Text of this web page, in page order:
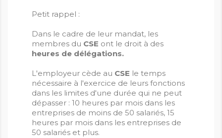
Petit rappel :
Dans le cadre de leur mandat, les
membres du CSE ont le droit à des
heures de délégations.
L'employeur cède au CSE le temps
nécessaire à l'exercice de leurs fonctions
dans les limites d'une durée qui ne peut
dépasser : 10 heures par mois dans les
entreprises de moins de 50 salariés, 15
heures par mois dans les entreprises de
50 salariés et plus.